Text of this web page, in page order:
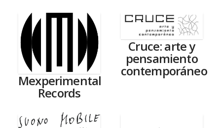
Mexperimental
Records
Cruce: arte y
pensamiento
contemporáneo